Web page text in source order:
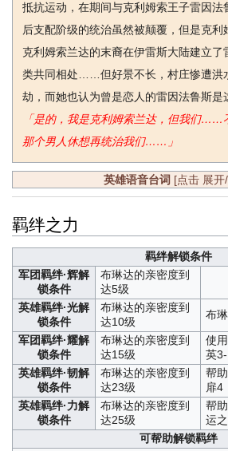
抵抗运动，在期间与克利姆索王子雷因法
后支配阶级的统治虽然被颠覆，但是克利
克利姆索兰达的末裔在伊雷斯大陆建立了
类共同相处……但好景不长，村庄惨遭洪
劫，而她也认为曾是恋人的雷因法鲁斯是
「是的，我是克利姆索兰达，但我们……
那个男人休想再统治我们……」
英雄语音台词 [点击 展开
羁绊之力
羁绊解锁条件
军团羁绊·辉解
锁条件
布琳达的亲密度到
达5级
英雄羁绊·光解
锁条件
布琳达的亲密度到
达10级
布
军团羁绊·耀解
锁条件
布琳达的亲密度到
达15级
使
英3-
英雄羁绊·韧解
锁条件
布琳达的亲密度到
达23级
帮助
扉4
英雄羁绊·力解
锁条件
布琳达的亲密度到
达25级
帮助
运
可帮助解锁羁绊